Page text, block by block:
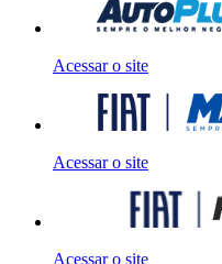
Acessar o site
Acessar o site
Acessar o site